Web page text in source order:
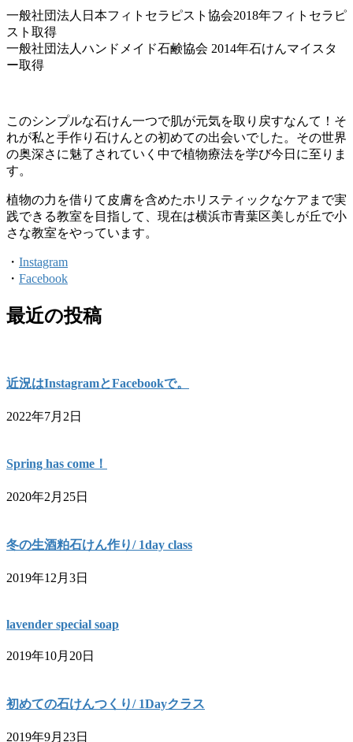
一般社団法人日本フィトセラピスト協会2018年フィトセラピ
スト取得
一般社団法人ハンドメイド石鹸協会 2014年石けんマイスタ
ー取得
このシンプルな石けん一つで肌が元気を取り戻すなんて！そ
れが私と手作り石けんとの初めての出会いでした。その世界
の奥深さに魅了されていく中で植物療法を学び今日に至りま
す。
植物の力を借りて皮膚を含めたホリスティックなケアまで実
践できる教室を目指して、現在は横浜市青葉区美しが丘で小
さな教室をやっています。
・ Instagram
・ Facebook
最近の投稿
近況はInstagramとFacebookで。
2022年7月2日
Spring has come！
2020年2月25日
冬の生酒粕石けん作り/ 1day class
2019年12月3日
lavender special soap
2019年10月20日
初めての石けんつくり/ 1Dayクラス
2019年9月23日